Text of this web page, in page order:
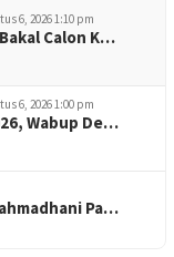
6, 2026 1:10 pm
Calon K…
6, 2026 1:00 pm
Wabup De…
Pa…